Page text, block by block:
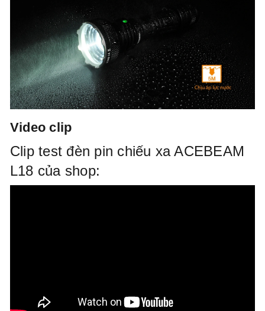
Video clip
Clip test đèn pin chiếu xa ACEBEAM
L18 của shop: